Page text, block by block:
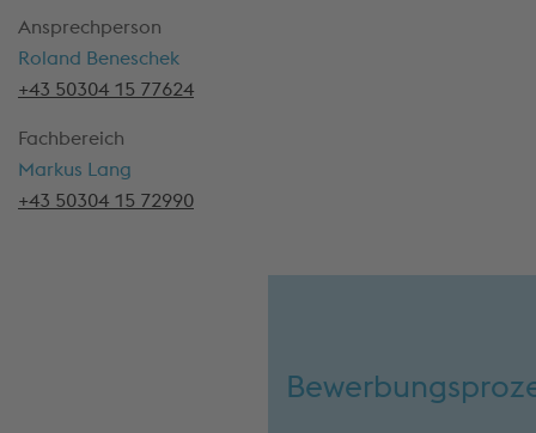
Ansprechperson
Roland Beneschek
+43 50304 15 77624
Fachbereich
Markus Lang
+43 50304 15 72990